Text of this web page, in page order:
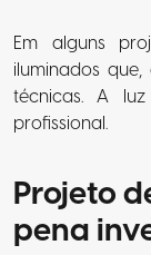
Em alguns
iluminados
técnicas. A
profissional.
Projeto
pena